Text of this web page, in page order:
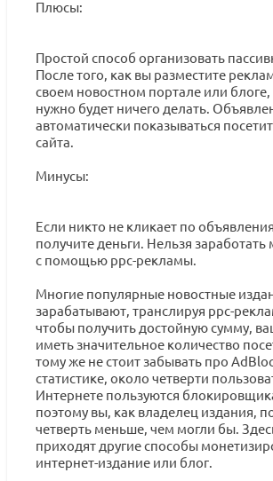
Плюсы:
Простой способ организовать
После того, как вы разместите
своем новостном портале или
нужно будет ничего делать.
автоматически показываться
сайта.
Минусы:
Если никто не кликает по
получите деньги. Нельзя заработать
с помощью ppc-рекламы.
Многие популярные новостные
зарабатывают, транслируя ppc-
чтобы получить достойную сумму,
иметь значительное количество
тому же не стоит забывать про
статистике, около четверти
Интернете пользуются
поэтому вы, как владелец издания,
четверть меньше, чем могли бы.
приходят другие способы
интернет-издание или блог.